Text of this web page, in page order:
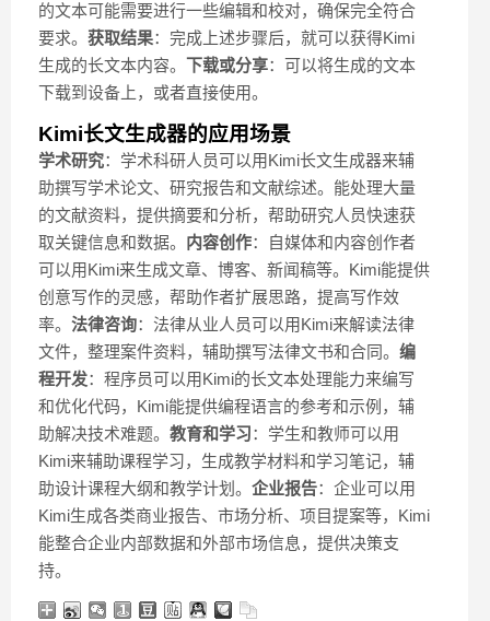
的文本可能需要进行一些编辑和校对，确保完全符合
要求。 获取结果：完成上述步骤后，就可以获得Kimi
生成的长文本内容。 下载或分享：可以将生成的文本
下载到设备上，或者直接使用。
Kimi长文生成器的应用场景
学术研究：学术科研人员可以用Kimi长文生成器来辅
助撰写学术论文、研究报告和文献综述。能处理大量
的文献资料，提供摘要和分析，帮助研究人员快速获
取关键信息和数据。 内容创作：自媒体和内容创作者
可以用Kimi来生成文章、博客、新闻稿等。Kimi能提供
创意写作的灵感，帮助作者扩展思路，提高写作效
率。 法律咨询：法律从业人员可以用Kimi来解读法律
文件，整理案件资料，辅助撰写法律文书和合同。 编
程开发：程序员可以用Kimi的长文本处理能力来编写
和优化代码，Kimi能提供编程语言的参考和示例，辅
助解决技术难题。 教育和学习：学生和教师可以用
Kimi来辅助课程学习，生成教学材料和学习笔记，辅
助设计课程大纲和教学计划。 企业报告：企业可以用
Kimi生成各类商业报告、市场分析、项目提案等，Kimi
能整合企业内部数据和外部市场信息，提供决策支
持。